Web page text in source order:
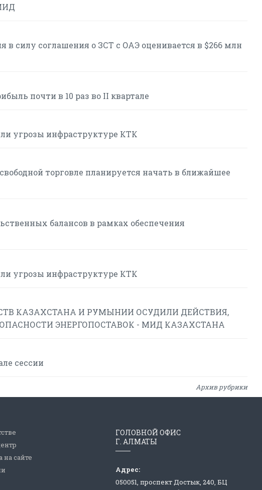
в силу соглашения о ЗСТ с ОАЭ оценивается в $266 млн
почти в 10 раз во II квартале
угрозы инфраструктуре КТК
торговле планируется начать в ближайшее
балансов в рамках обеспечения
угрозы инфраструктуре КТК
КАЗАХСТАНА И РУМЫНИИ ОСУДИЛИ ДЕЙСТВИЯ,
ЭНЕРГОПОСТАВОК - МИД КАЗАХСТАНА
сессии
Архив рубрики
на сайте
ГОЛОВНОЙ ОФИС
Г. АЛМАТЫ
Адрес:
050051, проспект Достык, 240, БЦ